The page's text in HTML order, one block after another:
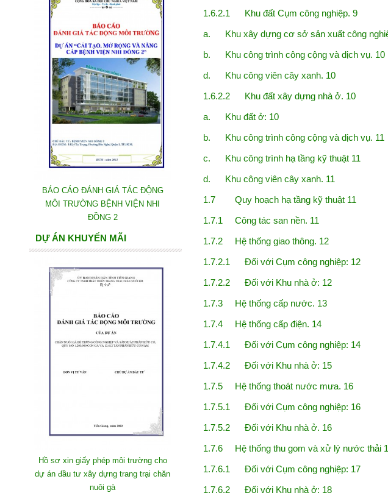
1.6.2.1 Khu đất Cụm công nghiệp. 9
a. Khu xây dựng cơ sở sản xuất công
b. Khu công trình công cộng và dịch vụ. 10
d. Khu công viên cây xanh. 10
1.6.2.2 Khu đất xây dựng nhà ở. 10
a. Khu đất ở: 10
b. Khu công trình công cộng và dịch vụ. 11
c. Khu công trình hạ tầng kỹ thuật 11
d. Khu công viên cây xanh. 11
1.7 Quy hoạch hạ tầng kỹ thuật 11
1.7.1 Công tác san nền. 11
1.7.2 Hệ thống giao thông. 12
1.7.2.1 Đối với Cụm công nghiệp: 12
1.7.2.2 Đối với Khu nhà ở: 12
1.7.3 Hệ thống cấp nước. 13
1.7.4 Hệ thống cấp điện. 14
1.7.4.1 Đối với Cụm công nghiệp: 14
1.7.4.2 Đối với Khu nhà ở: 15
1.7.5 Hệ thống thoát nước mưa. 16
1.7.5.1 Đối với Cụm công nghiệp: 16
1.7.5.2 Đối với Khu nhà ở. 16
1.7.6 Hệ thống thu gom và xử lý nước thải
1.7.6.1 Đối với Cụm công nghiệp: 17
1.7.6.2 Đối với Khu nhà ở: 18
BÁO CÁO ĐÁNH GIÁ TÁC ĐỘNG
MÔI TRƯỜNG BỆNH VIỆN NHI
ĐỒNG 2
DỰ ÁN KHUYẾN MÃI
Hồ sơ xin giấy phép môi trường cho
dự án đầu tư xây dựng trang trại chăn
nuôi gà